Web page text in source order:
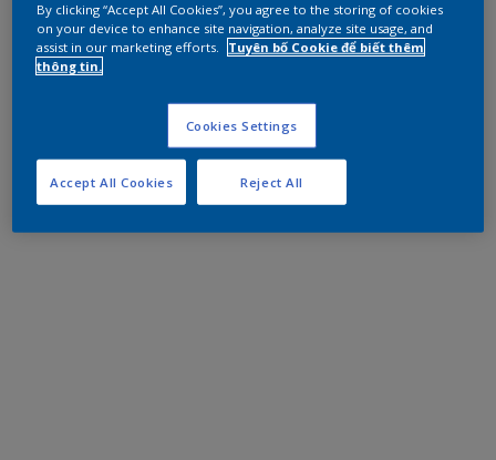
By clicking “Accept All Cookies”, you agree to the storing of cookies
on your device to enhance site navigation, analyze site usage, and
assist in our marketing efforts.
Tuyên bố Cookie để biết thêm
thông tin.
Cookies Settings
Reject All
Accept All Cookies